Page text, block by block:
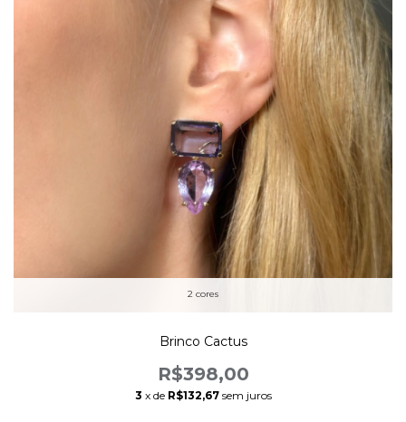
2 cores
Brinco Cactus
R$398,00
3 x de R$132,67 sem juros